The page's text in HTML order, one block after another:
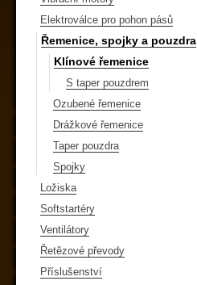
Elektroválce pro pohon pásů
Řemenice, spojky a pouzdra
Klínové řemenice
S taper pouzdrem
Ozubené řemenice
Drážkové řemenice
Taper pouzdra
Spojky
Ložiska
Softstartéry
Ventilátory
Řetězové převody
Příslušenství